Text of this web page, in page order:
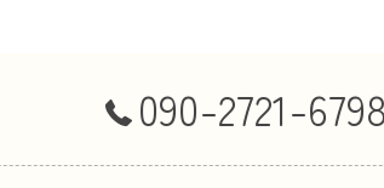
090-2721-6798